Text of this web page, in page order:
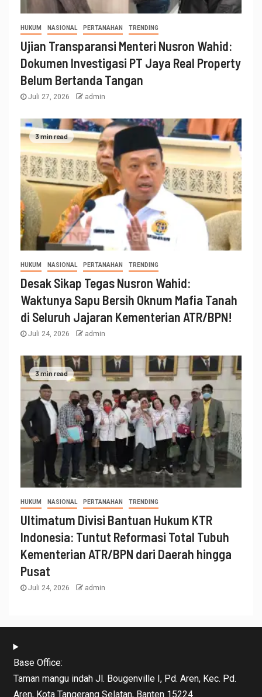
HUKUM NASIONAL PERTANAHAN TRENDING
Ujian Transparansi Menteri Nusron Wahid:
Dokumen Investigasi PT Jaya Real Property
Belum Bertanda Tangan
Juli 27, 2026 admin
3 min read
HUKUM NASIONAL PERTANAHAN TRENDING
Desak Sikap Tegas Nusron Wahid:
Waktunya Sapu Bersih Oknum Mafia Tanah
di Seluruh Jajaran Kementerian ATR/BPN!
Juli 24, 2026 admin
3 min read
HUKUM NASIONAL PERTANAHAN TRENDING
Ultimatum Divisi Bantuan Hukum KTR
Indonesia: Tuntut Reformasi Total Tubuh
Kementerian ATR/BPN dari Daerah hingga
Pusat
Juli 24, 2026 admin
Base Office:
Taman mangu indah Jl. Bougenville I, Pd. Aren, Kec. Pd.
Aren, Kota Tangerang Selatan, Banten 15224